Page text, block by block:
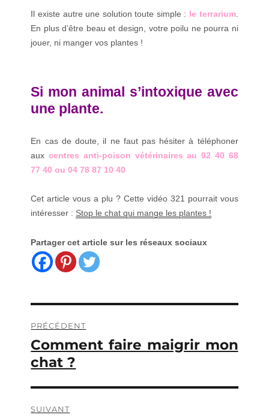
Il existe autre une solution toute simple : le terrarium.
En plus d’être beau et design, votre poilu ne pourra ni
jouer, ni manger vos plantes !
Si mon animal s’intoxique avec
une plante.
En cas de doute, il ne faut pas hésiter à téléphoner
aux centres anti-poison vétérinaires au 02 40 68
77 40 ou 04 78 87 10 40
Cet article vous a plu ? Cette vidéo 321 pourrait vous
intéresser : Stop le chat qui mange les plantes !
Partager cet article sur les réseaux sociaux
Navigation
de
l’article
PRÉCÉDENT
Publication
précédente :
Comment faire maigrir mon
chat ?
SUIVANT